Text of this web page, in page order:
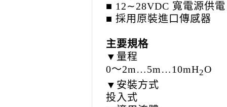
■ 12∼28VDC 寬電源供電
■ 採用原裝進口傳感器
主要規格
▼量程
0～2m…5m…10mH2O
▼安裝方式
投入式